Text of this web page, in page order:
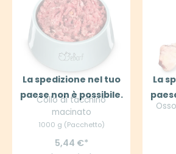
La spedizione nel tuo
paese non è possibile.
Collo di tacchino
macinato
1000 g (Pacchetto)
5,44 €
La